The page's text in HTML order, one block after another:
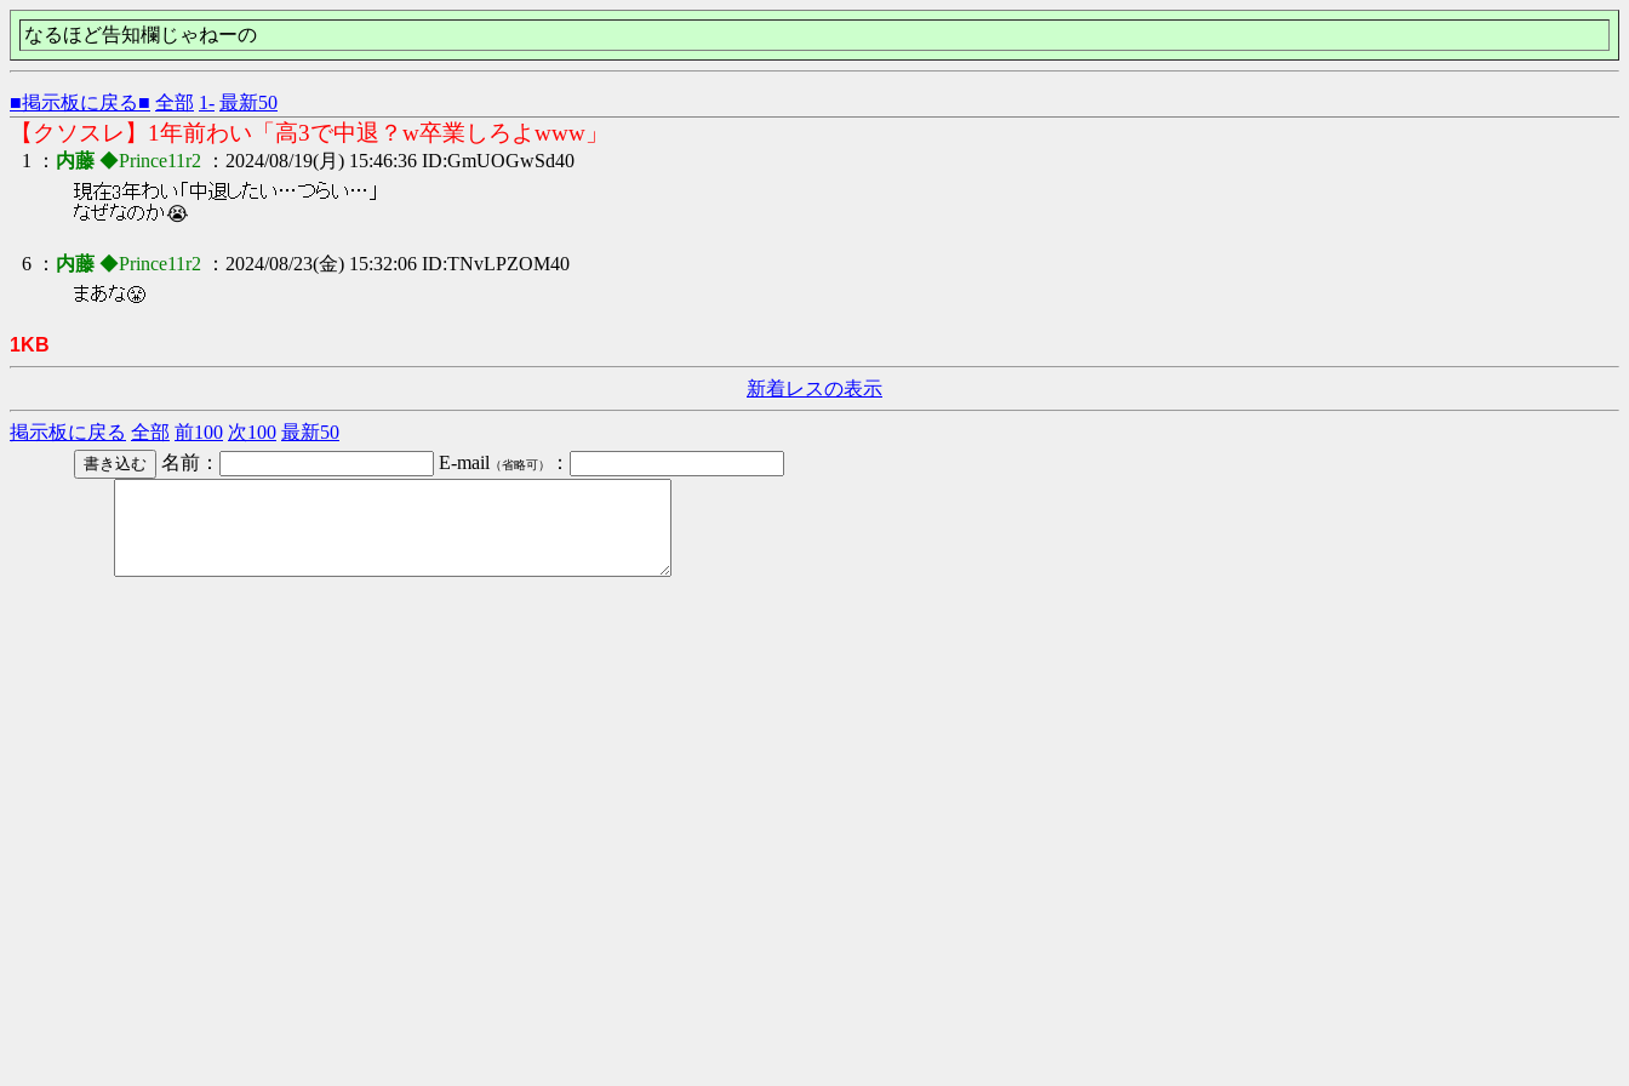
なるほど告知欄じゃねーの
■掲示板に戻る■ 全部 1- 最新50
【クソスレ】1年前わい「高3で中退？w卒業しろよwww」
1 ： 内藤 ◆Prince11r2 ：2024/08/19(月) 15:46:36 ID:GmUOGwSd40
現在3年わい「中退したい…つらい…」
なぜなのか😭
6 ： 内藤 ◆Prince11r2 ：2024/08/23(金) 15:32:06 ID:TNvLPZOM40
まあな😤
1KB
新着レスの表示
掲示板に戻る 全部 前100 次100 最新50
名前：
E-mail （省略可） ：